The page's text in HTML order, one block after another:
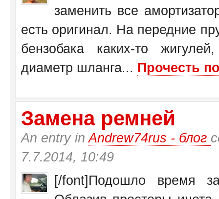
заменить все
есть оригинал. На передние
бензобака каких-то
диаметр шланга... Прочесть
Замена ремней
An entry inAndrew74rus - блог
7.7.2014, 10:49
[/font]Подошло время